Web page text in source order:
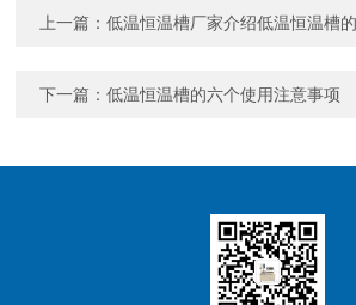
上一篇：低温恒温槽厂家介绍低温恒温槽
下一篇：低温恒温槽的六个使用注意事项